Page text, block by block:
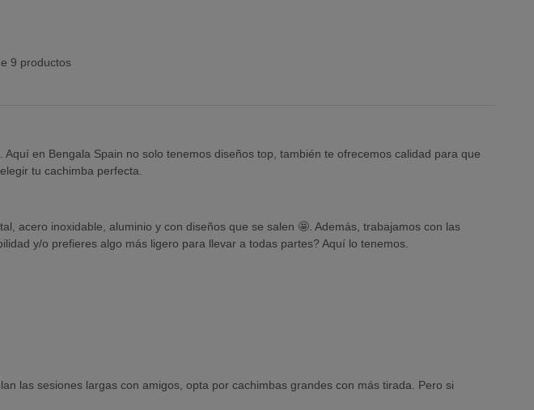
9 productos
en Bengala Spain no solo tenemos diseños top, también te ofrecemos calidad para que
tu cachimba perfecta.
acero inoxidable, aluminio y con diseños que se salen 🤩. Además, trabajamos con las
y/o prefieres algo más ligero para llevar a todas partes? Aquí lo tenemos.
las sesiones largas con amigos, opta por cachimbas grandes con más tirada. Pero si